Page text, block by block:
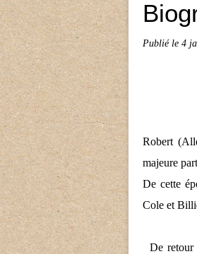
Publié le 4
Robert
majeure
De cette
Cole et
De retour